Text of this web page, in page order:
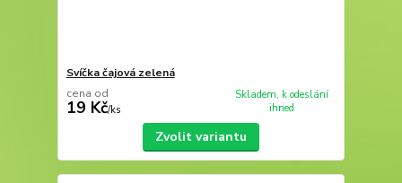
Svíčka čajová zelená
cena od
19 Kč/ks
Skladem, k odeslání
ihned
Zvolit variantu